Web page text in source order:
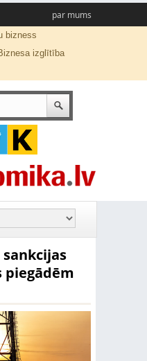
par mums
bizness
izglītība
sankcijas
piegādēm